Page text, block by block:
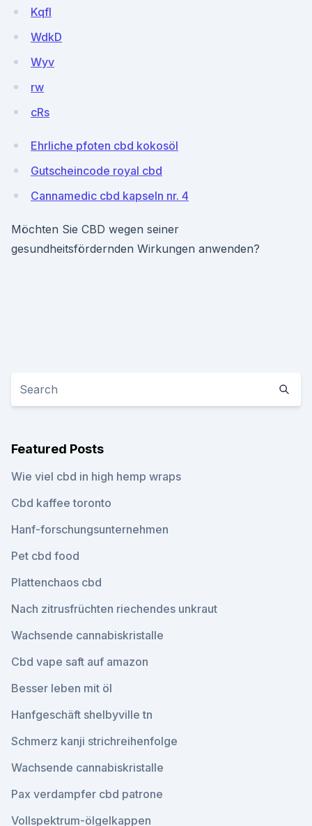
KqfI
WdkD
Wyv
rw
cRs
Ehrliche pfoten cbd kokosöl
Gutscheincode royal cbd
Cannamedic cbd kapseln nr. 4
Möchten Sie CBD wegen seiner
gesundheitsfördernden Wirkungen anwenden?
Featured Posts
Wie viel cbd in high hemp wraps
Cbd kaffee toronto
Hanf-forschungsunternehmen
Pet cbd food
Plattenchaos cbd
Nach zitrusfrüchten riechendes unkraut
Wachsende cannabiskristalle
Cbd vape saft auf amazon
Besser leben mit öl
Hanfgeschäft shelbyville tn
Schmerz kanji strichreihenfolge
Wachsende cannabiskristalle
Pax verdampfer cbd patrone
Vollspektrum-ölgelkappen